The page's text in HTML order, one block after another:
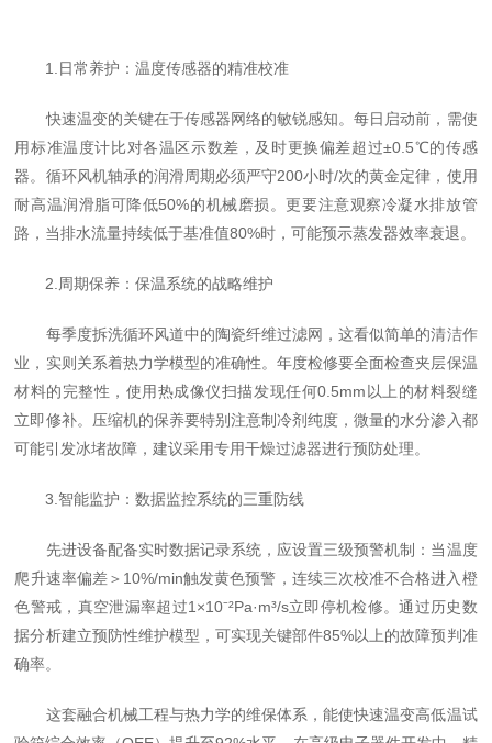
1.日常养护：温度传感器的精准校准
快速温变的关键在于传感器网络的敏锐感知。每日启动前，需使
用标准温度计比对各温区示数差，及时更换偏差超过±0.5℃的传感
器。循环风机轴承的润滑周期必须严守200小时/次的黄金定律，使用
耐高温润滑脂可降低50%的机械磨损。更要注意观察冷凝水排放管
路，当排水流量持续低于基准值80%时，可能预示蒸发器效率衰退。
2.周期保养：保温系统的战略维护
每季度拆洗循环风道中的陶瓷纤维过滤网，这看似简单的清洁作
业，实则关系着热力学模型的准确性。年度检修要全面检查夹层保温
材料的完整性，使用热成像仪扫描发现任何0.5mm以上的材料裂缝
立即修补。压缩机的保养要特别注意制冷剂纯度，微量的水分渗入都
可能引发冰堵故障，建议采用专用干燥过滤器进行预防处理。
3.智能监护：数据监控系统的三重防线
先进设备配备实时数据记录系统，应设置三级预警机制：当温度
爬升速率偏差＞10%/min触发黄色预警，连续三次校准不合格进入橙
色警戒，真空泄漏率超过1×10⁻²Pa·m³/s立即停机检修。通过历史数
据分析建立预防性维护模型，可实现关键部件85%以上的故障预判准
确率。
这套融合机械工程与热力学的维保体系，能使快速温变高低温试